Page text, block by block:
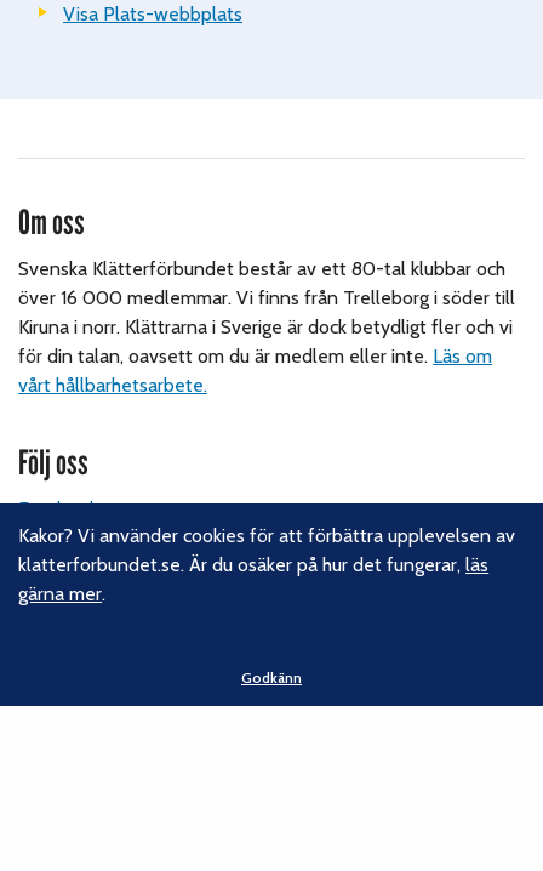
Visa Plats-webbplats
Om oss
Svenska Klätterförbundet består av ett 80-tal klubbar och
över 16 000 medlemmar. Vi finns från Trelleborg i söder till
Kiruna i norr. Klättrarna i Sverige är dock betydligt fler och vi
för din talan, oavsett om du är medlem eller inte. Läs om
vårt hållbarhetsarbete.
Följ oss
Facebook
Instagram
Linkedin
Nyhetsbrev
Kakor? Vi använder cookies för att förbättra upplevelsen av
klatterforbundet.se. Är du osäker på hur det fungerar,läs
gärna mer.
Godkänn